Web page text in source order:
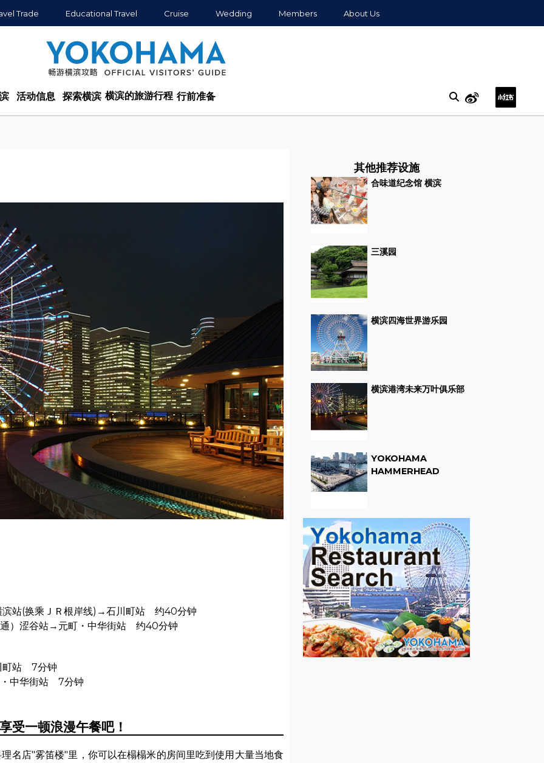
Trade Educational Travel Cruise Wedding Members About Us
活动信息 探索横滨 横滨的旅游行程 行前准备
站(换乘ＪＲ根岸线)→石川町站 约40分钟
通）涩谷站→元町・中华街站 约40分钟
町站 7分钟
中华街站 7分钟
受一顿浪漫午餐吧！
名店"雾笛楼"里，你可以在榻榻米的房间里吃到使用大量当地食
其他推荐设施
合味道纪念馆 横滨
三溪园
横滨四海世界游乐园
横滨港湾未来万叶俱乐部
YOKOHAMA
HAMMERHEAD